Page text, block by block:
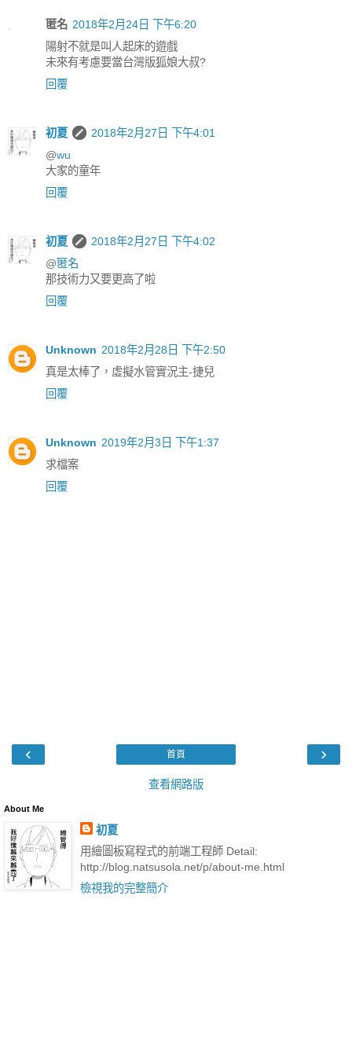
匿名 2018年2月24日 下午6:20
陽射不就是叫人起床的遊戲
未來有考慮要當台灣版狐娘大叔?
回覆
初夏
2018年2月27日 下午4:01
@wu
大家的童年
回覆
初夏
2018年2月27日 下午4:02
@匿名
那技術力又要更高了啦
回覆
Unknown 2018年2月28日 下午2:50
真是太棒了，虛擬水管實況主-捷兒
回覆
Unknown 2019年2月3日 下午1:37
求檔案
回覆
‹ ›
首頁
查看網路版
About Me
初夏
用繪圖板寫程式的前端工程師 Detail:
http://blog.natsusola.net/p/about-me.html
檢視我的完整簡介